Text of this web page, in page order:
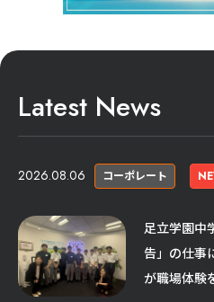
Latest News
コーポレート
2026.08.06
足立学園中
告」の仕事
が職場体験